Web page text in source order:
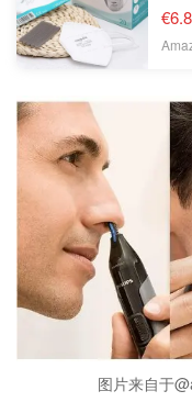
图片来自于